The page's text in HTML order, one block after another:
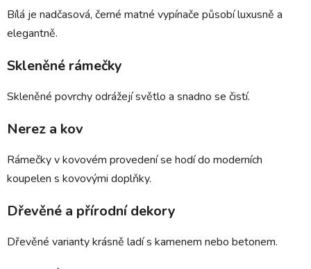
Bílá je nadčasová, černé matné vypínače působí luxusně a
elegantně.
Skleněné rámečky
Skleněné povrchy odrážejí světlo a snadno se čistí.
Nerez a kov
Rámečky v kovovém provedení se hodí do moderních
koupelen s kovovými doplňky.
Dřevěné a přírodní dekory
Dřevěné varianty krásně ladí s kamenem nebo betonem.